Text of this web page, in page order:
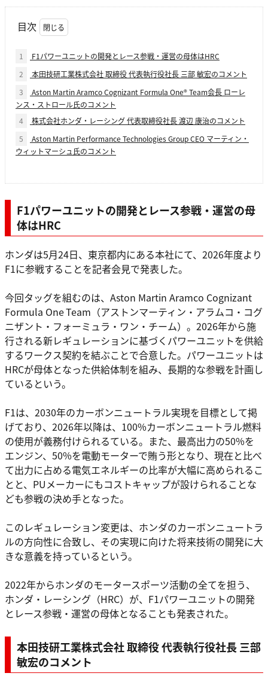
目次
1
F1パワーユニットの開発とレース参戦・運営の母体はHRC
2
本田技研工業株式会社 取締役 代表執行役社長 三部 敏宏のコメント
3
Aston Martin Aramco Cognizant Formula One® Team会長 ローレ
ンス・ストロール氏のコメント
4
株式会社ホンダ・レーシング 代表取締役社長 渡辺 康治のコメント
5
Aston Martin Performance Technologies Group CEO マーティン・
ウィットマーシュ氏のコメント
F1パワーユニットの開発とレース参戦・運営の母
体はHRC
ホンダは5月24日、東京都内にある本社にて、2026年度より
F1に参戦することを記者会見で発表した。
今回タッグを組むのは、Aston Martin Aramco Cognizant
Formula OneTeam（アストンマーティン・アラムコ・コグ
ニザント・フォーミュラ・ワン・チーム）。2026年から施
行される新レギュレーションに基づくパワーユニットを供給
するワークス契約を結ぶことで合意した。パワーユニットは
HRCが母体となった供給体制を組み、長期的な参戦を計画し
ているという。
F1は、2030年のカーボンニュートラル実現を目標として掲
げており、2026年以降は、100%カーボンニュートラル燃料
の使用が義務付けられるている。また、最高出力の50%を
エンジン、50%を電動モーターで賄う形となり、現在と比べ
て出力に占める電気エネルギーの比率が大幅に高められるこ
とと、PUメーカーにもコストキャップが設けられることな
ども参戦の決め手となった。
このレギュレーション変更は、ホンダのカーボンニュートラ
ルの方向性に合致し、その実現に向けた将来技術の開発に大
きな意義を持っているという。
2022年からホンダのモータースポーツ活動の全てを担う、
ホンダ・レーシング（HRC）が、F1パワーユニットの開発
とレース参戦・運営の母体となることも発表された。
本田技研工業株式会社 取締役 代表執行役社長 三部
敏宏のコメント